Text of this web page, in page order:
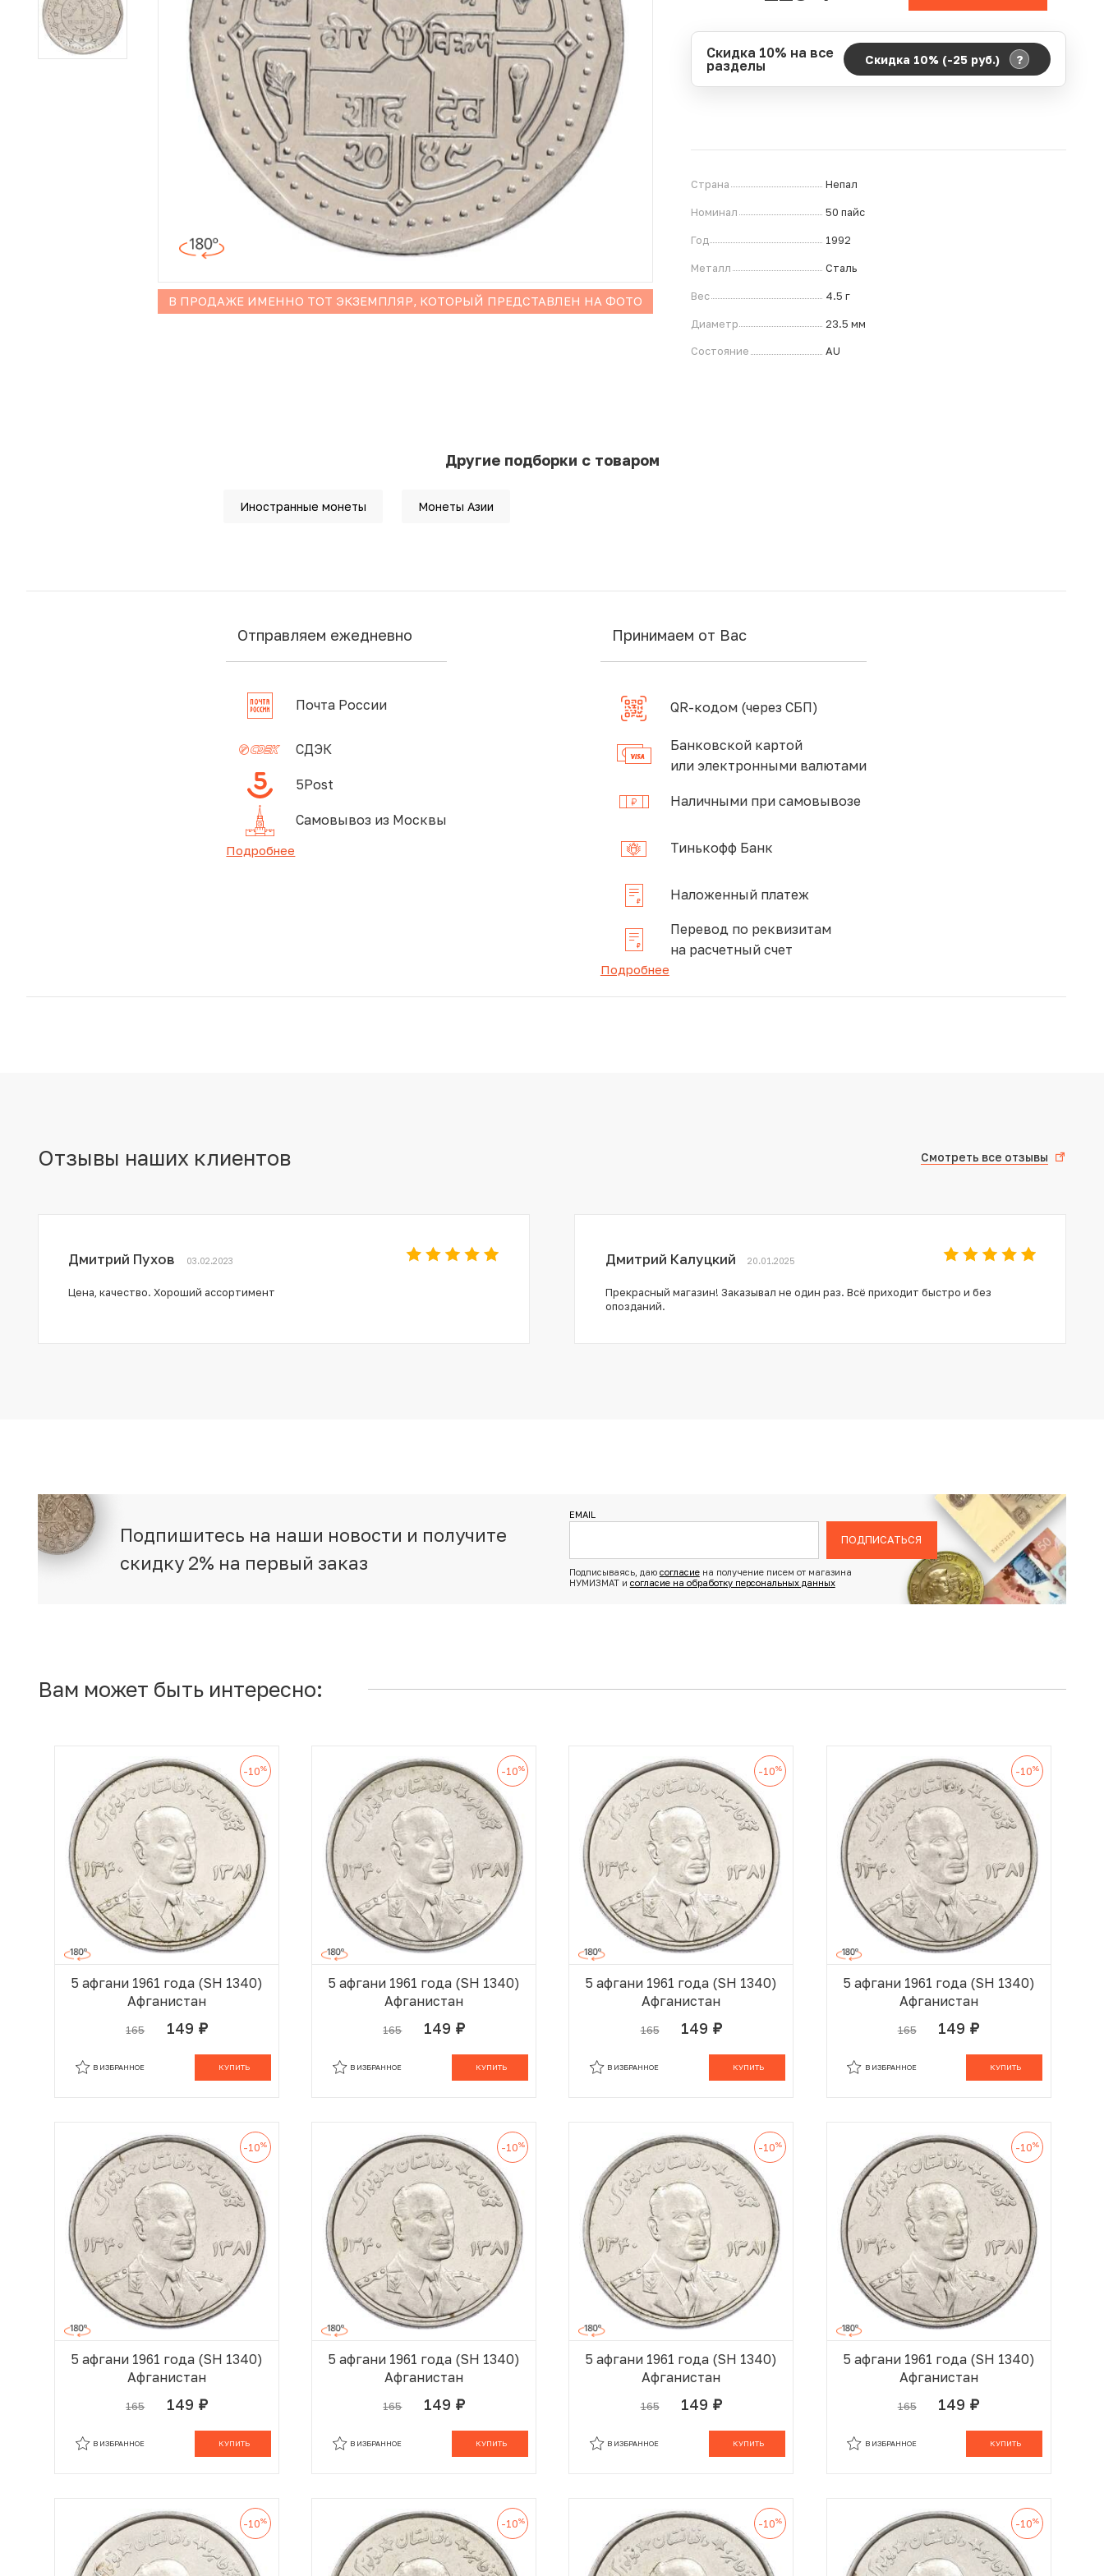
Иностранные монеты
Неофициальные выпуски монет (Unusual)
Античные и средневековые монеты
В ПРОДАЖЕ ИМЕННО ТОТ ЭКЗЕМПЛЯР, КОТОРЫЙ ПРЕДСТАВЛЕН НА ФОТО
Скидка 10% на все
разделы
Скидка 10% (-25 руб.) ?
Страна Непал
Номинал 50 пайс
Год 1992
Металл Сталь
Вес 4.5 г
Диаметр 23.5 мм
Состояние AU
Другие подборки с товаром
Иностранные монеты Монеты Азии
Отправляем ежедневно
Почта России
СДЭК
5Post
Самовывоз из Москвы
Подробнее
Принимаем от Вас
QR-кодом (через СБП)
Банковской картой
или электронными валютами
Наличными при самовывозе
Тинькофф Банк
Наложенный платеж
Перевод по реквизитам
на расчетный счет
Подробнее
Отзывы наших клиентов Смотреть все отзывы
Дмитрий Пухов 03.02.2023
Цена, качество. Хороший ассортимент
Дмитрий Калуцкий 20.01.2025
Прекрасный магазин! Заказывал не один раз. Всё приходит быстро и без
опозданий.
Подпишитесь на наши новости и получите
скидку 2% на первый заказ
EMAIL
ПОДПИСАТЬСЯ
Подписываясь, даю согласиена получение писем от магазина
НУМИЗМАТ и согласие на обработку персональных данных
Вам может быть интересно:
-10%
5 афгани 1961 года (SH 1340)
Афганистан
165 149 руб.
КУПИТЬ
В ИЗБРАННОЕ
-10%
5 афгани 1961 года (SH 1340)
Афганистан
165 149 руб.
КУПИТЬ
В ИЗБРАННОЕ
-10%
5 афгани 1961 года (SH 1340)
Афганистан
165 149 руб.
КУПИТЬ
В ИЗБРАННОЕ
-10%
5 афгани 1961 года (SH 1340)
Афганистан
165 149 руб.
КУПИТЬ
В ИЗБРАННОЕ
-10%
5 афгани 1961 года (SH 1340)
Афганистан
165 149 руб.
КУПИТЬ
В ИЗБРАННОЕ
-10%
5 афгани 1961 года (SH 1340)
Афганистан
165 149 руб.
КУПИТЬ
В ИЗБРАННОЕ
-10%
5 афгани 1961 года (SH 1340)
Афганистан
165 149 руб.
КУПИТЬ
В ИЗБРАННОЕ
-10%
5 афгани 1961 года (SH 1340)
Афганистан
165 149 руб.
КУПИТЬ
В ИЗБРАННОЕ
-10% -10% -10% -10%